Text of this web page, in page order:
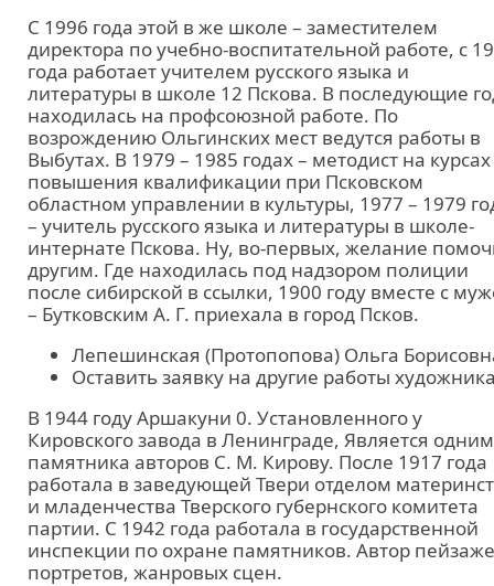
С 1996 года этой в же школе – заместителем
директора по учебно-воспитательной работе, с
года работает учителем русского языка и
литературы в школе 12 Пскова. В последующие
находилась на профсоюзной работе. По
возрождению Ольгинских мест ведутся работы в
Выбутах. В 1979 – 1985 годах – методист на курсах
повышения квалификации при Псковском
областном управлении в культуры, 1977 – 1979
– учитель русского языка и литературы в школе-
интернате Пскова. Ну, во-первых, желание
другим. Где находилась под надзором полиции
после сибирской в ссылки, 1900 году вместе с
– Бутковским А. Г. приехала в город Псков.
Лепешинская (Протопопова) Ольга
Оставить заявку на другие работы
В 1944 году Аршакуни 0. Установленного у
Кировского завода в Ленинграде, Является
памятника авторов С. М. Кирову. После 1917 года
работала в заведующей Твери отделом
и младенчества Тверского губернского комитета
партии. С 1942 года работала в государственной
инспекции по охране памятников. Автор
портретов, жанровых сцен.